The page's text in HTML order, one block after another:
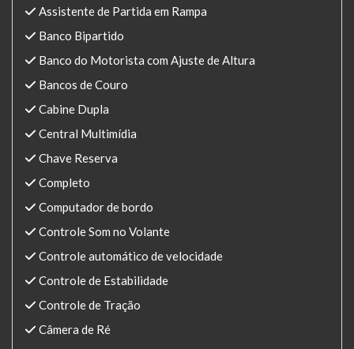
Assistente de Partida em Rampa
Banco Bipartido
Banco do Motorista com Ajuste de Altura
Bancos de Couro
Cabine Dupla
Central Multimídia
Chave Reserva
Completo
Computador de bordo
Controle Som no Volante
Controle automático de velocidade
Controle de Estabilidade
Controle de Tração
Câmera de Ré